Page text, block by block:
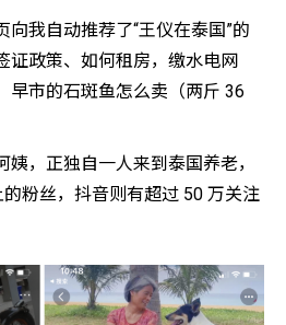
向我自动推荐了“王仪在泰国”的
证政策、如何租房，缴水电网
早市的石斑鱼怎么卖（两斤 36
，正独自一人来到泰国养老，
粉丝，抖音则有超过 50 万关注